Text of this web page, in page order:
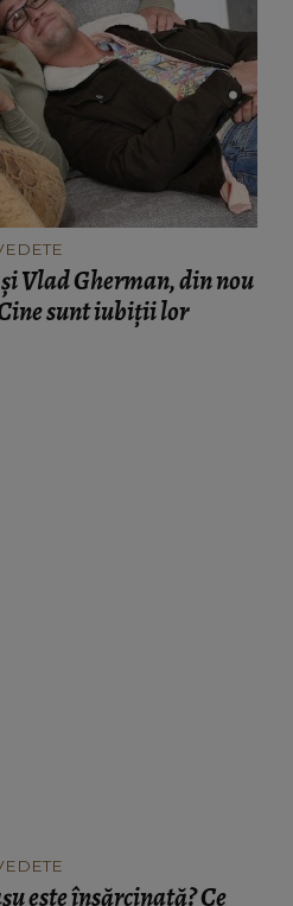
Vlad Gherman, din nou
sunt iubiţii lor
burtica?!”